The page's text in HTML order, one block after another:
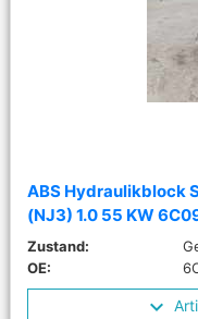
ABS Hydraulikblock
(NJ3) 1.0 55 KW
Zustand:
OE: